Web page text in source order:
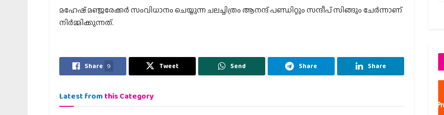
മഹേഷ് മഞ്ജരേക്കര്‍ സംവിധാനം ചെയ്യുന്ന ചലച്ചിത്രം ആനന്ദ് പണ്ഡിറ്റും സന്ദീപ് സിങ്ങും ചേര്‍ന്നാണ്
നിര്‍മ്മിക്കുന്നത്.
Share 9 Tweet Send Share Share
Latest from this Category